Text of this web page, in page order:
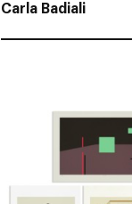
Carla Badiali